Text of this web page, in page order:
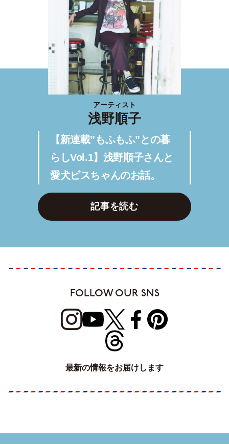
アーティスト
浅野順子
【新連載”もふもふ”との暮
らしVol.1】浅野順子さんと
愛犬ビスちゃんのお話。
記事を読む
FOLLOW OUR SNS
最新の情報をお届けします